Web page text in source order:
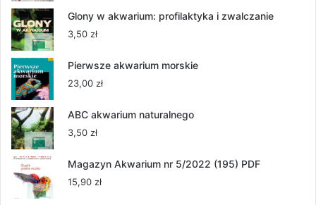
od
Glony w akwarium: profilaktyka i zwalczanie
3,50 zł
Pierwsze akwarium morskie
23,00 zł
ABC akwarium naturalnego
3,50 zł
Magazyn Akwarium nr 5/2022 (195) PDF
15,90 zł